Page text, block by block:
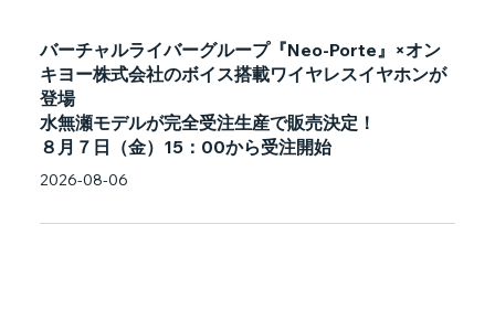
バーチャルライバーグループ『Neo-Porte』×オン
キヨー株式会社のボイス搭載ワイヤレスイヤホンが
登場
水無瀬モデルが完全受注生産で販売決定！
８月７日（金）15：00から受注開始
2026-08-06